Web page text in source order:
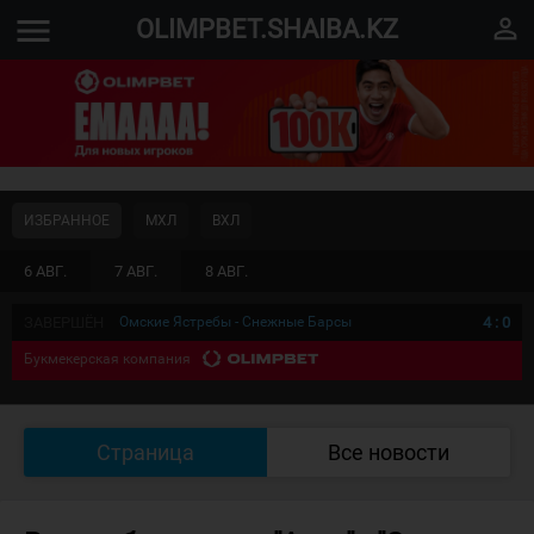
menu OLIMPBET.SHAIBA.KZ perm_identity
6 АВГ. 7 АВГ. 8 АВГ.
ИЗБРАННОЕ МХЛ ВХЛ
Омские Ястребы - Снежные Барсы 4: 0
Букмекерская компания
Страница Все новости